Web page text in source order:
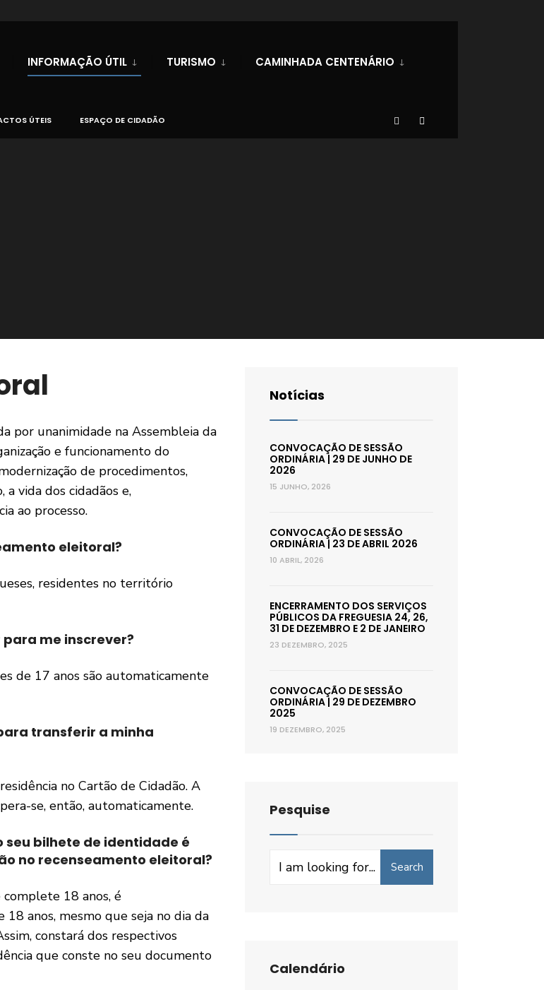
INFORMAÇÃO ÚTIL TURISMO CAMINHADA CENTENÁRIO
ÚTEIS ESPAÇO DE CIDADÃO
por unanimidade na Assembleia da
e funcionamento do
de procedimentos,
vida dos cidadãos e,
ao processo.
eleitoral?
residentes no território
me inscrever?
de 17 anos são automaticamente
transferir a minha
no Cartão de Cidadão. A
se, então, automaticamente.
seu bilhete de identidade é
no recenseamento eleitoral?
complete 18 anos, é
anos, mesmo que seja no dia da
constará dos respectivos
que conste no seu documento
Notícias
CONVOCAÇÃO DE SESSÃO
ORDINÁRIA | 29 DE JUNHO DE
2026
15 JUNHO, 2026
CONVOCAÇÃO DE SESSÃO
ORDINÁRIA | 23 DE ABRIL 2026
10 ABRIL, 2026
ENCERRAMENTO DOS SERVIÇOS
PÚBLICOS DA FREGUESIA 24, 26,
31 DE DEZEMBRO E 2 DE JANEIRO
23 DEZEMBRO, 2025
CONVOCAÇÃO DE SESSÃO
ORDINÁRIA | 29 DE DEZEMBRO
2025
19 DEZEMBRO, 2025
Pesquise
Search
Search
Calendário